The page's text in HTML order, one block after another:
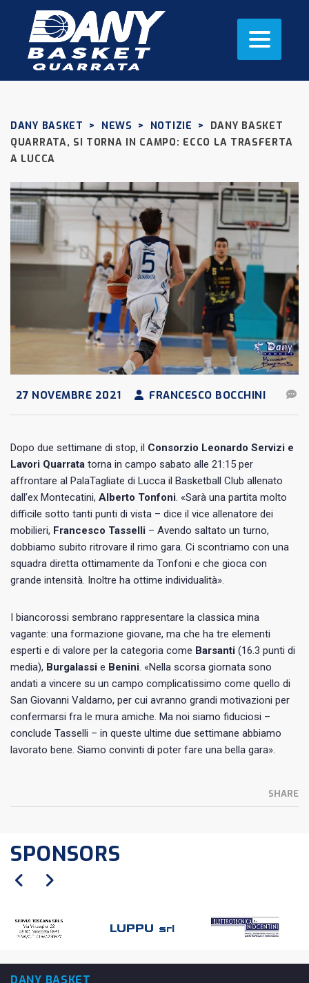
DANY BASKET > NEWS > NOTIZIE >
DANY BASKET
QUARRATA, SI TORNA IN CAMPO: ECCO LA TRASFERTA
A LUCCA
27 NOVEMBRE 2021 FRANCESCO BOCCHINI
Dopo due settimane di stop, il Consorzio Leonardo Servizi e
Lavori Quarrata torna in campo sabato alle 21:15 per
affrontare al PalaTagliate di Lucca il Basketball Club allenato
dall’ex Montecatini, Alberto Tonfoni. «Sarà una partita molto
difficile sotto tanti punti di vista – dice il vice allenatore dei
mobilieri, Francesco Tasselli – Avendo saltato un turno,
dobbiamo subito ritrovare il rimo gara. Ci scontriamo con una
squadra diretta ottimamente da Tonfoni e che gioca con
grande intensità. Inoltre ha ottime individualità».
I biancorossi sembrano rappresentare la classica mina
vagante: una formazione giovane, ma che ha tre elementi
esperti e di valore per la categoria come Barsanti (16.3 punti di
media), Burgalassi e Benini. «Nella scorsa giornata sono
andati a vincere su un campo complicatissimo come quello di
San Giovanni Valdarno, per cui avranno grandi motivazioni per
confermarsi fra le mura amiche. Ma noi siamo fiduciosi –
conclude Tasselli – in queste ultime due settimane abbiamo
lavorato bene. Siamo convinti di poter fare una bella gara».
SHARE
SPONSORS